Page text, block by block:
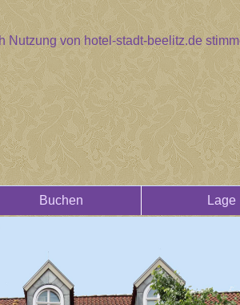
von hotel-stadt-beelitz.de
Buchen Lage